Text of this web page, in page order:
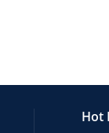
Hot